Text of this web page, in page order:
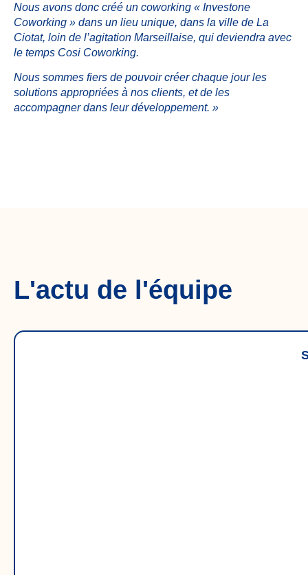
Nous avons donc créé un coworking « Investone
Coworking » dans un lieu unique, dans la ville de La
Ciotat, loin de l’agitation Marseillaise, qui deviendra avec
le temps Cosi Coworking.
Nous sommes fiers de pouvoir créer chaque jour les
solutions appropriées à nos clients, et de les
accompagner dans leur développement. »
L'actu de l'équipe